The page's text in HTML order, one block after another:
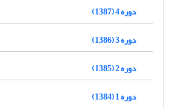
دوره 4 (1387)
دوره 3 (1386)
دوره 2 (1385)
دوره 1 (1384)